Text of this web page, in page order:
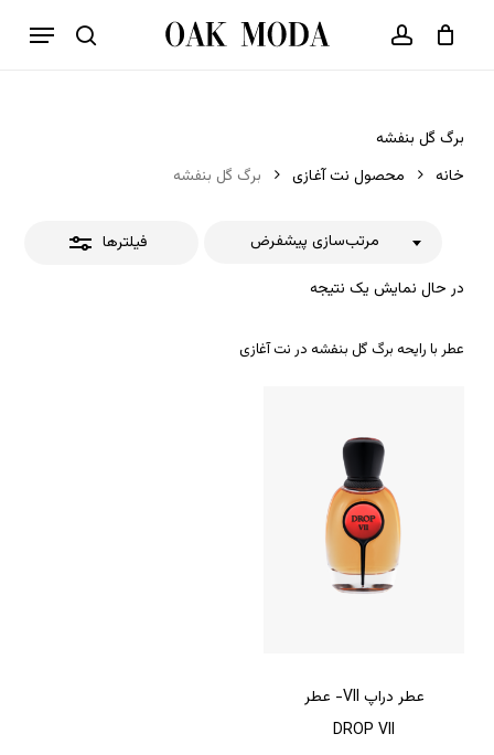
جستجو حساب کاربری
فهرست
سبد خرید بستن
برگ گل بنفشه
خانه
محصول نت آغازی برگ گل بنفشه
فیلترها
در حال نمایش یک نتیجه
مرتب‌سازی پیشفرض
بستن
عطر با رایحه برگ گل بنفشه در نت آغازی
عطر دراپ VII- عطر
DROP VII